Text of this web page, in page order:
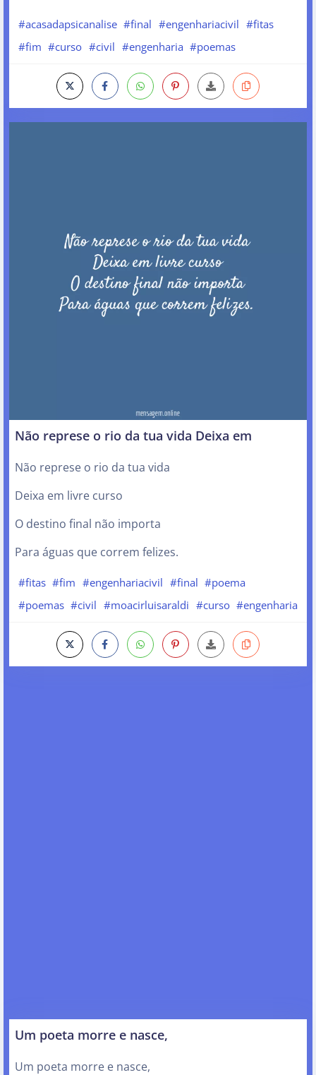
#acasadapsicanalise #final #engenhariacivil #fitas
#fim #curso #civil #engenharia #poemas
Não represe o rio da tua vida Deixa em
Não represe o rio da tua vida
Deixa em livre curso
O destino final não importa
Para águas que correm felizes.
#fitas #fim #engenhariacivil #final #poema
#poemas #civil #moacirluisaraldi #curso #engenharia
Um poeta morre e nasce,
Um poeta morre e nasce,